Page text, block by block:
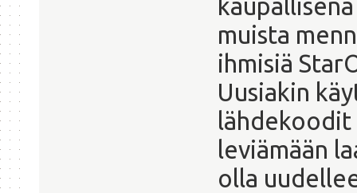
muista
ihmisiä
Uusiakin
lähdekoodit
leviämään
olla